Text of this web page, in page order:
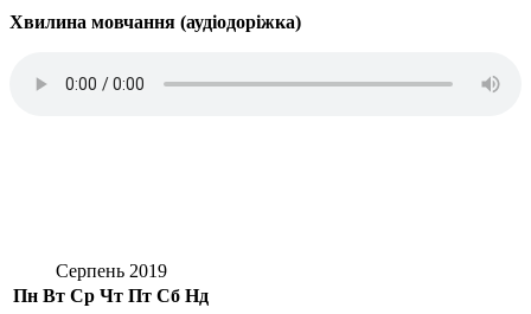
Хвилина мовчання (аудіодоріжка)
Серпень 2019
Пн Вт Ср Чт Пт Сб Нд